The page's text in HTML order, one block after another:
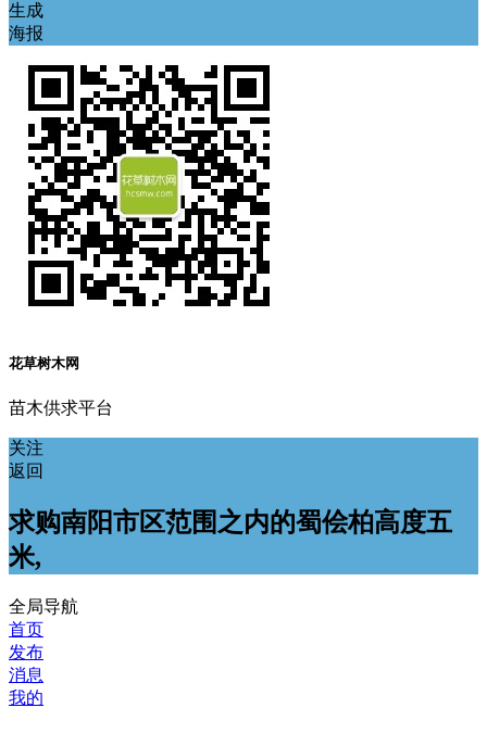
生成
海报
花草树木网
苗木供求平台
关注
返回
求购南阳市区范围之内的蜀侩柏高度五
米,
全局导航
首页
发布
消息
我的